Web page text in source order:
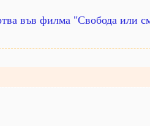
във филма "Свобода или